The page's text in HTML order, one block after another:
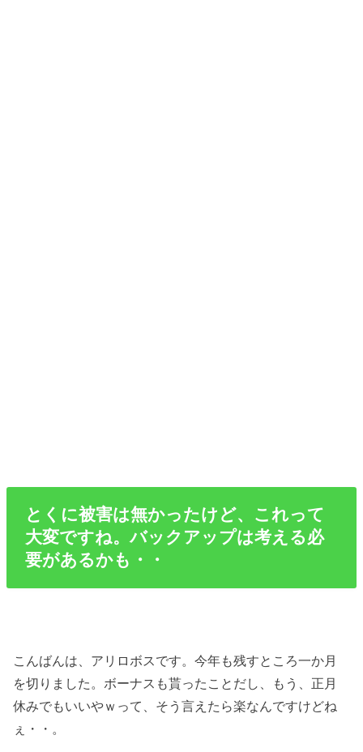
とくに被害は無かったけど、これって
大変ですね。バックアップは考える必
要があるかも・・
こんばんは、アリロボスです。今年も残すところ一か月
を切りました。ボーナスも貰ったことだし、もう、正月
休みでもいいやｗって、そう言えたら楽なんですけどね
ぇ・・。